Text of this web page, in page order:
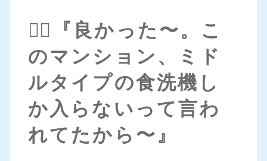
👱‍♀️『良かった〜。こ
のマンション、ミド
ルタイプの食洗機し
か入らないって言わ
れてたから〜』